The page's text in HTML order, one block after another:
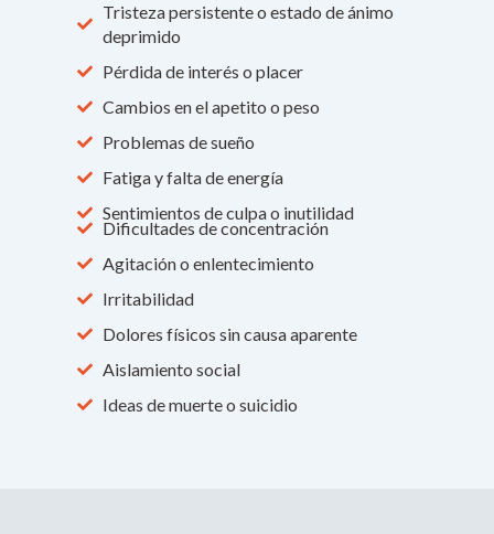
Tristeza persistente o estado de ánimo
deprimido
Pérdida de interés o placer
Cambios en el apetito o peso
Problemas de sueño
Fatiga y falta de energía
Sentimientos de culpa o inutilidad
Dificultades de concentración
Agitación o enlentecimiento
Irritabilidad
Dolores físicos sin causa aparente
Aislamiento social
Ideas de muerte o suicidio